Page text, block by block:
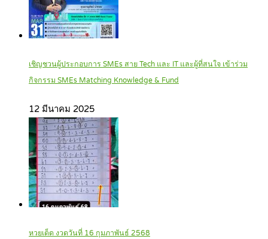
เชิญชวนผู้ประกอบการ SMEs สาย Tech และ IT และผู้ที่สนใจ เข้าร่วม
กิจกรรม SMEs Matching Knowledge & Fund
12 มีนาคม 2025
หวยเด็ด งวดวันที่ 16 กุมภาพันธ์ 2568